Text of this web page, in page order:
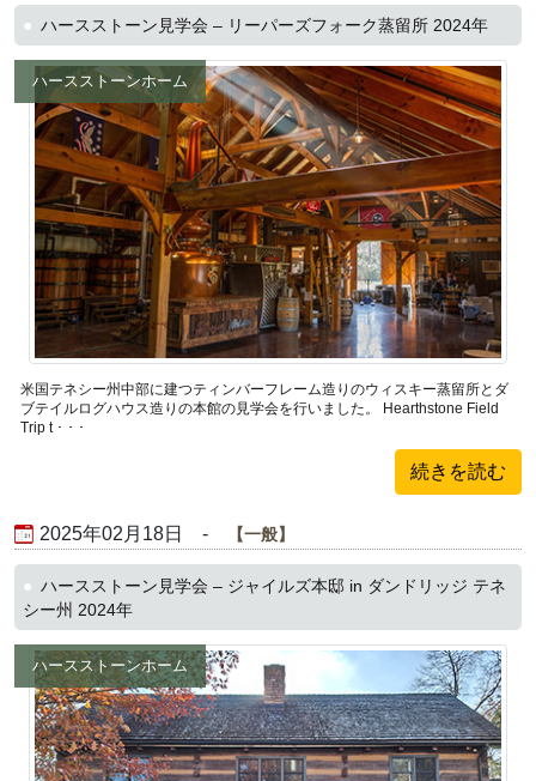
ハースストーン見学会 – リーパーズフォーク蒸留所 2024年
ハースストーンホーム
米国テネシー州中部に建つティンバーフレーム造りのウィスキー蒸留所とダ
ブテイルログハウス造りの本館の見学会を行いました。 Hearthstone Field
Trip t ･ ･ ･
続きを読む
2025年02月18日 - 一般
ハースストーン見学会 – ジャイルズ本邸 in ダンドリッジ テネ
シー州 2024年
ハースストーンホーム